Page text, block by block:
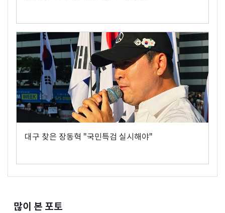
대구 찾은 장동혁 "국민특검 실시해야"
많이 본 포토